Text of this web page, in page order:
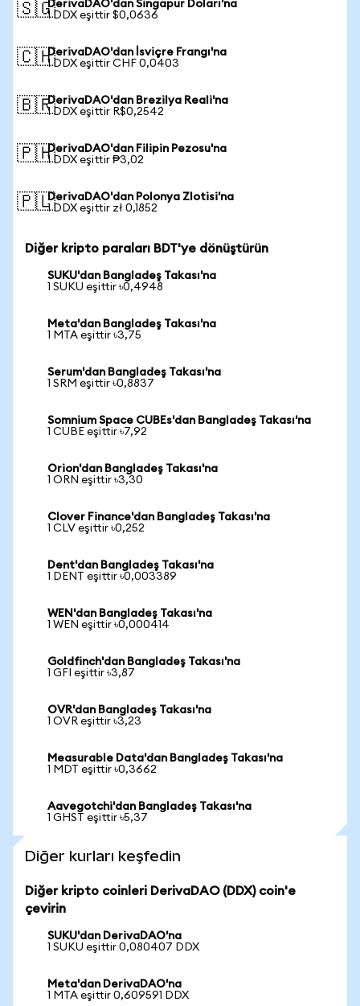
🇸🇬DerivaDAO'dan Singapur Doları'na
1 DDX eşittir $0,0636
🇨🇭DerivaDAO'dan İsviçre Frangı'na
1 DDX eşittir CHF 0,0403
🇧🇷DerivaDAO'dan Brezilya Reali'na
1 DDX eşittir R$0,2542
🇵🇭DerivaDAO'dan Filipin Pezosu'na
1 DDX eşittir ₱3,02
🇵🇱DerivaDAO'dan Polonya Zlotisi'na
1 DDX eşittir zł 0,1852
Diğer kripto paraları BDT'ye dönüştürün
SUKU'dan Bangladeş Takası'na
1 SUKU eşittir ৳0,4948
Meta'dan Bangladeş Takası'na
1 MTA eşittir ৳3,75
Serum'dan Bangladeş Takası'na
1 SRM eşittir ৳0,8837
Somnium Space CUBEs'dan Bangladeş Takası'na
1 CUBE eşittir ৳7,92
Orion'dan Bangladeş Takası'na
1 ORN eşittir ৳3,30
Clover Finance'dan Bangladeş Takası'na
1 CLV eşittir ৳0,252
Dent'dan Bangladeş Takası'na
1 DENT eşittir ৳0,003389
WEN'dan Bangladeş Takası'na
1 WEN eşittir ৳0,000414
Goldfinch'dan Bangladeş Takası'na
1 GFI eşittir ৳3,87
OVR'dan Bangladeş Takası'na
1 OVR eşittir ৳3,23
Measurable Data'dan Bangladeş Takası'na
1 MDT eşittir ৳0,3662
Aavegotchi'dan Bangladeş Takası'na
1 GHST eşittir ৳5,37
Diğer kurları keşfedin
Diğer kripto coinleri DerivaDAO (DDX) coin'e
çevirin
SUKU'dan DerivaDAO'na
1 SUKU eşittir 0,080407 DDX
Meta'dan DerivaDAO'na
1 MTA eşittir 0,609591 DDX